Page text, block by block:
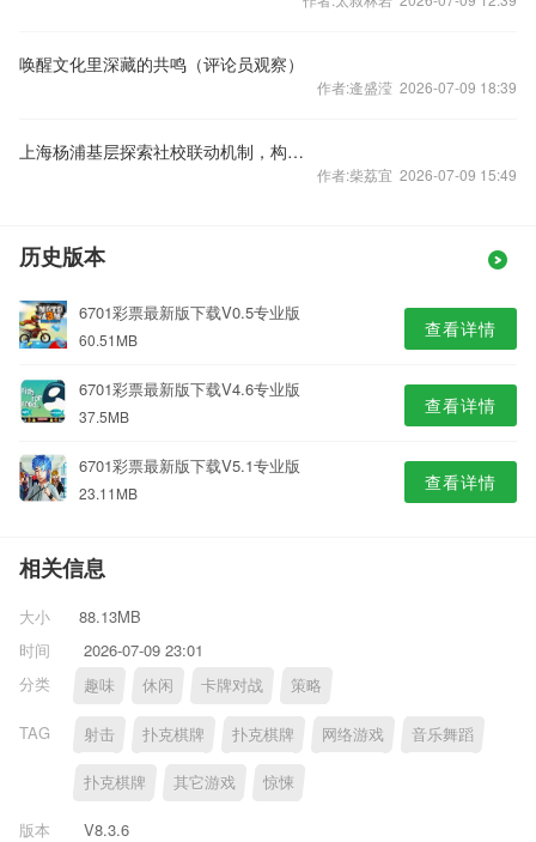
唤醒文化里深藏的共鸣（评论员观察）
作者:逄盛滢 2026-07-09 18:39
上海杨浦基层探索社校联动机制，构建协同育人新格局
作者:柴荔宜 2026-07-09 15:49
历史版本
6701彩票最新版下载V0.5专业版
60.51MB 查看详情
6701彩票最新版下载V4.6专业版
37.5MB 查看详情
6701彩票最新版下载V5.1专业版
23.11MB 查看详情
相关信息
大小
88.13MB
时间
2026-07-09 23:01
分类
趣味 休闲 卡牌对战 策略
TAG 射击 扑克棋牌 扑克棋牌 网络游戏 音乐舞蹈
扑克棋牌 其它游戏 惊悚
版本
V8.3.6